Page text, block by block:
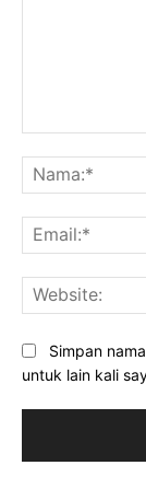
Simpan
untuk lain kali